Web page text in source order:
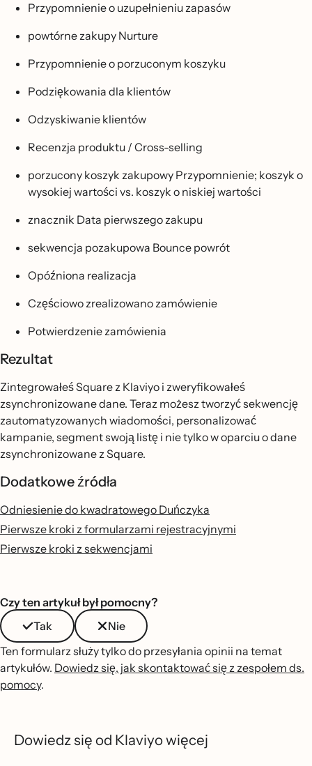
Przypomnienie o uzupełnieniu zapasów
powtórne zakupy Nurture
Przypomnienie o porzuconym koszyku
Podziękowania dla klientów
Odzyskiwanie klientów
Recenzja produktu / Cross-selling
porzucony koszyk zakupowy Przypomnienie; koszyk o
wysokiej wartości vs. koszyk o niskiej wartości
znacznik Data pierwszego zakupu
sekwencja pozakupowa Bounce powrót
Opóźniona realizacja
Częściowo zrealizowano zamówienie
Potwierdzenie zamówienia
Rezultat
Zintegrowałeś Square z Klaviyo i zweryfikowałeś
zsynchronizowane dane. Teraz możesz tworzyć sekwencję
zautomatyzowanych wiadomości, personalizować
kampanie, segment swoją listę i nie tylko w oparciu o dane
zsynchronizowane z Square.
Dodatkowe źródła
Odniesienie do kwadratowego Duńczyka
Pierwsze kroki z formularzami rejestracyjnymi
Pierwsze kroki z sekwencjami
Czy ten artykuł był pomocny?
Tak
Nie
Ten formularz służy tylko do przesyłania opinii na temat
artykułów. Dowiedz się, jak skontaktować się z zespołem ds.
pomocy.
Dowiedz się od Klaviyo więcej